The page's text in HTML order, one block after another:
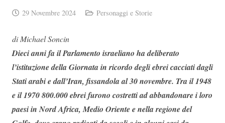
29 Novembre 2024 Personaggi e Storie
di Michael Soncin
Dieci anni fa il Parlamento israeliano ha deliberato
l’istituzione della Giornata in ricordo degli ebrei cacciati dagli
Stati arabi e dall’Iran, fissandola al 30 novembre. Tra il 1948
e il 1970 800.000 ebrei furono costretti ad abbandonare i loro
paesi in Nord Africa, Medio Oriente e nella regione del